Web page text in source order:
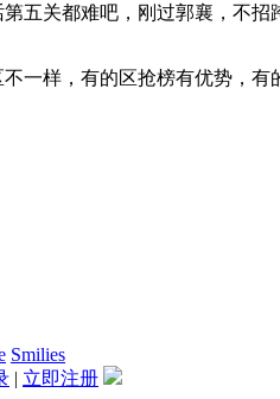
第五关都难吧，刚过郭襄，不
一样，有的区抢榜有优势，
Smilies
| 立即注册